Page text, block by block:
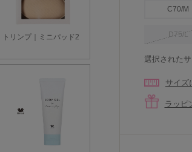
C70/M
D75/L
選択された
サイズ
ラッピ